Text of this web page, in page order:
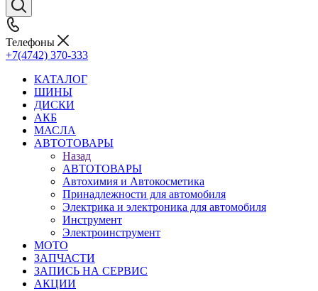
Телефоны
+7(4742) 370-333
КАТАЛОГ
ШИНЫ
ДИСКИ
АКБ
МАСЛА
АВТОТОВАРЫ
Назад
АВТОТОВАРЫ
Автохимия и Автокосметика
Принадлежности для автомобиля
Электрика и электроника для автомобиля
Инструмент
Электроинструмент
МОТО
ЗАПЧАСТИ
ЗАПИСЬ НА СЕРВИС
АКЦИИ